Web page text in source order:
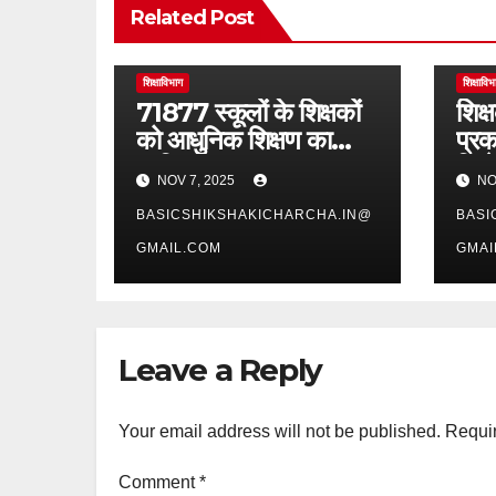
Related Post
शिक्षाविभाग
71877 स्कूलों के शिक्षकों
को आधुनिक शिक्षण का
प्रशिक्षण
NOV 7, 2025
BASICSHIKSHAKICHARCHA.IN@
GMAIL.COM
Leave a Reply
Your email address will not be published.
Comment*